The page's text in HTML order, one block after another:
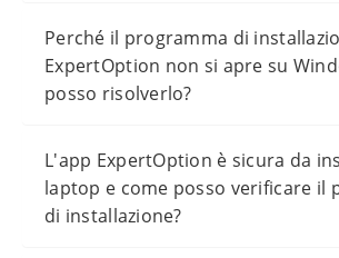
Perché il programma di
ExpertOption non si apre su
posso risolverlo?
L'app ExpertOption è sicura da
laptop e come posso verificare il
di installazione?